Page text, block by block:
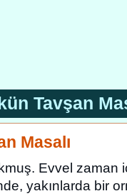
Tavşan
Masalı
Evvel zaman
yakınlarda bir